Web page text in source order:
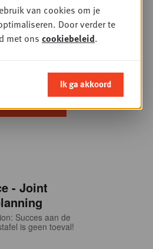
enkele
- Joint
Succes aan de
is geen toeval!
van cookies om je
Door verder te
met ons cookiebeleid.
Ik ga akkoord